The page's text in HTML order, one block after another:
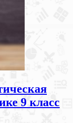
9 класс